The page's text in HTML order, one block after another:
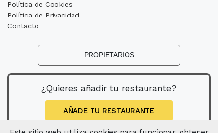
Política de Cookies
Política de Privacidad
Contacto
PROPIETARIOS
¿Quieres añadir tu restaurante?
AÑADE TU RESTAURANTE